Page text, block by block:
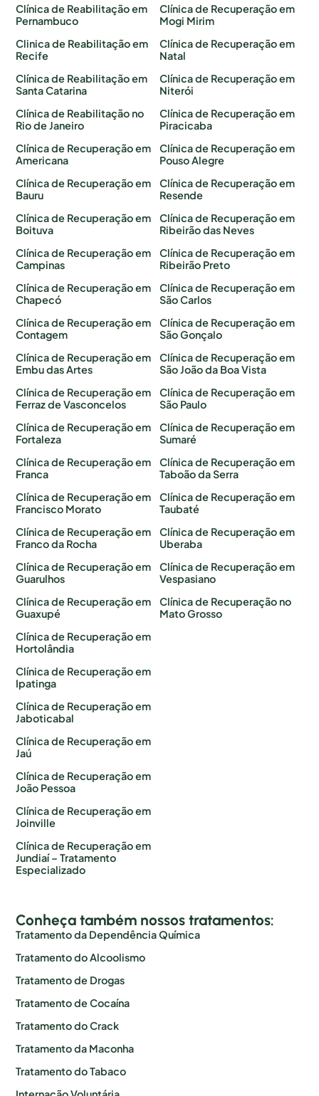
Clínica de Reabilitação em
Pernambuco
Clinica de Reabilitação em
Recife
Clínica de Reabilitação em
Santa Catarina
Clínica de Reabilitação no
Rio de Janeiro
Clínica de Recuperação em
Americana
Clínica de Recuperação em
Bauru
Clínica de Recuperação em
Boituva
Clínica de Recuperação em
Campinas
Clínica de Recuperação em
Chapecó
Clínica de Recuperação em
Contagem
Clínica de Recuperação em
Embu das Artes
Clínica de Recuperação em
Ferraz de Vasconcelos
Clínica de Recuperação em
Fortaleza
Clínica de Recuperação em
Franca
Clínica de Recuperação em
Francisco Morato
Clínica de Recuperação em
Franco da Rocha
Clínica de Recuperação em
Guarulhos
Clínica de Recuperação em
Guaxupé
Clínica de Recuperação em
Hortolândia
Clínica de Recuperação em
Ipatinga
Clínica de Recuperação em
Jaboticabal
Clínica de Recuperação em
Jaú
Clínica de Recuperação em
João Pessoa
Clínica de Recuperação em
Joinville
Clínica de Recuperação em
Jundiaí – Tratamento
Especializado
Clínica de Recuperação em
Mogi Mirim
Clínica de Recuperação em
Natal
Clínica de Recuperação em
Niterói
Clínica de Recuperação em
Piracicaba
Clínica de Recuperação em
Pouso Alegre
Clínica de Recuperação em
Resende
Clínica de Recuperação em
Ribeirão das Neves
Clínica de Recuperação em
Ribeirão Preto
Clínica de Recuperação em
São Carlos
Clínica de Recuperação em
São Gonçalo
Clínica de Recuperação em
São João da Boa Vista
Clínica de Recuperação em
São Paulo
Clínica de Recuperação em
Sumaré
Clínica de Recuperação em
Taboão da Serra
Clínica de Recuperação em
Taubaté
Clínica de Recuperação em
Uberaba
Clínica de Recuperação em
Vespasiano
Clínica de Recuperação no
Mato Grosso
Conheça também nossos tratamentos:
Tratamento da Dependência Química
Tratamento do Alcoolismo
Tratamento de Drogas
Tratamento de Cocaína
Tratamento do Crack
Tratamento da Maconha
Tratamento do Tabaco